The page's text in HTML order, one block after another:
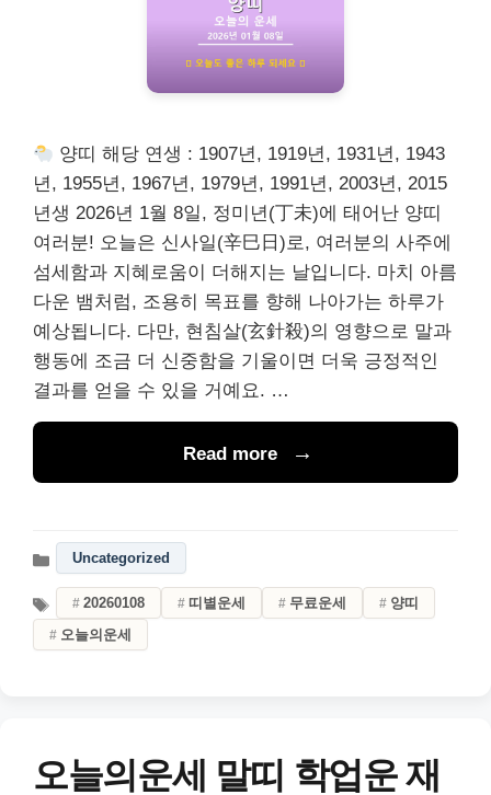
양띠 해당 연생 : 1907년, 1919년, 1931년, 1943
년, 1955년, 1967년, 1979년, 1991년, 2003년, 2015
년생 2026년 1월 8일, 정미년(丁未)에 태어난 양띠
여러분! 오늘은 신사일(辛巳日)로, 여러분의 사주에
섬세함과 지혜로움이 더해지는 날입니다. 마치 아름
다운 뱀처럼, 조용히 목표를 향해 나아가는 하루가
예상됩니다. 다만, 현침살(玄針殺)의 영향으로 말과
행동에 조금 더 신중함을 기울이면 더욱 긍정적인
결과를 얻을 수 있을 거예요. …
Read more
Uncategorized
20260108 띠별운세 무료운세
양띠
오늘의운세
오늘의운세 말띠 학업운 재